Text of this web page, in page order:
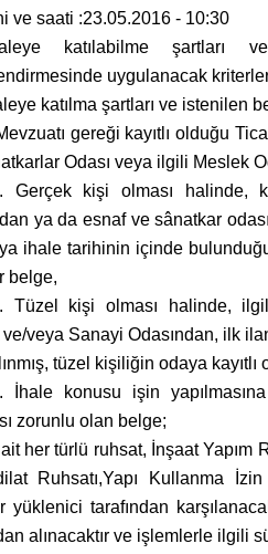
ve saati :23.05.2016 - 10:30
katılabilme şartları
uygulanacak
katılma şartları ve istenilen
gereği kayıtlı olduğu
Odası veya ilgili Meslek
Gerçek kişi olması halinde,
ya da esnaf ve sânatkar
ihale tarihinin içinde bulunduğu
belge,
Tüzel kişi olması halinde,
ve/veya Sanayi Odasından, ilk
tüzel kişiliğin odaya
İhale konusu işin
zorunlu olan belge;
her türlü ruhsat, İnşaat Yapım
Ruhsatı,Yapı Kullanma
yüklenici tarafından
alınacaktır ve işlemlerle ilgili